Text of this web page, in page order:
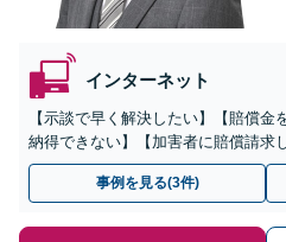
インターネット
【示談で早く解決したい】【賠償金
納得できない】【加害者に賠償請求
事例を見る(3件)